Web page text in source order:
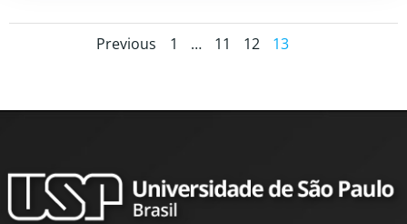
Previous 1 … 11 12 13